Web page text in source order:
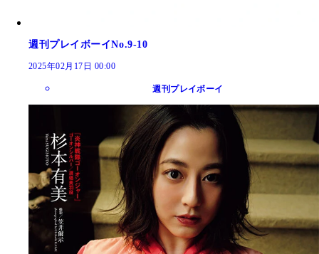
週刊プレイボーイNo.9-10
2025年02月17日 00:00
週刊プレイボーイ